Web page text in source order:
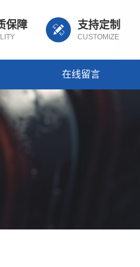
保障 支持定制
CUSTOMIZE
在线留言